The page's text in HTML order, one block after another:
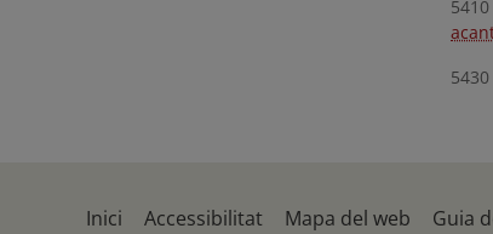
5410
5430
Inici Accessibilitat Mapa del web Guia